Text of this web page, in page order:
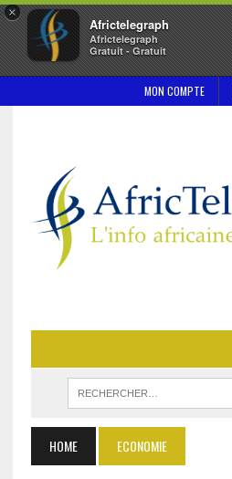
×
Africtelegraph
Africtelegraph
Gratuit - Gratuit
MON COMPTE
HOME ECONOMIE